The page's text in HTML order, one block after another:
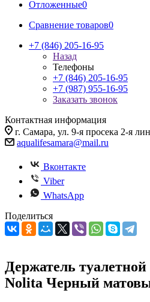
Отложенные0
Сравнение товаров0
+7 (846) 205-16-95
Назад
Телефоны
+7 (846) 205-16-95
+7 (987) 955-16-95
Заказать звонок
Контактная информация
г. Самара, ул. 9-я просека 2-я
aqualifesamara@mail.ru
Вконтакте
Viber
WhatsApp
Поделиться
Держатель
Nolita Черный